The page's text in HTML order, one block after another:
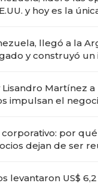
y hoy es la
llegó a la
y construyó un
Lisandro Martínez
impulsan el
por
dejan de ser
levantaron US$